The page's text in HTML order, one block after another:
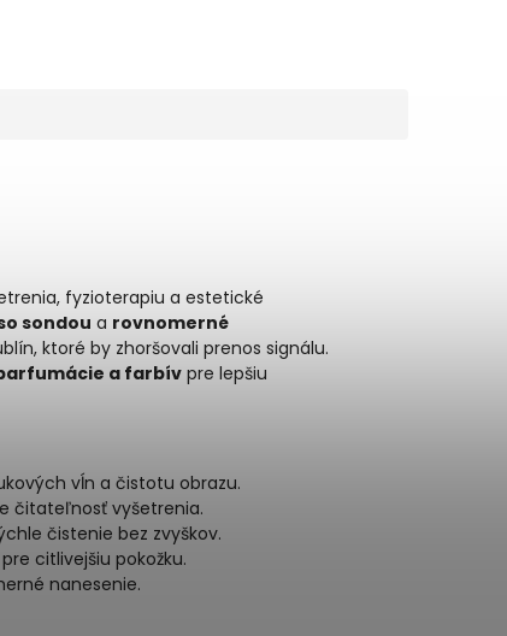
fyzioterapiu a estetické
sondou a rovnomerné
ktoré by zhoršovali prenos signálu.
a farbív pre lepšiu
vĺn a čistotu obrazu.
čitateľnosť vyšetrenia.
čistenie bez zvyškov.
citlivejšiu pokožku.
nanesenie.